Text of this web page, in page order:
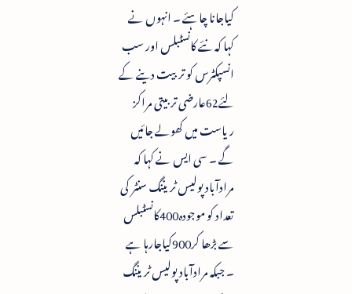
کیاجانا چاہئے ۔ انہوں نے
کہا کہ نئے کانسٹبلس اور سب
انسپکٹرس کو تربیت دینے کے
لئے62عارضی تربیتی مراکز
ریاست میں کھولے جائیں
گے ۔ سی ایس نے کہا کہ
مرادآباد پولیس ٹریننگ سنٹر کی
تعداد کو موجودہ400کانسٹبلس
سے بڑھا کر900کیاجارہا ہے
۔ جبکہ مرادآباد پولیس ٹریننگ